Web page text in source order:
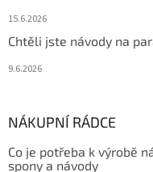
15.6.2026
Chtěli jste návody na
9.6.2026
NÁKUPNÍ RÁDCE
Co je potřeba k výrobě
spony a návody